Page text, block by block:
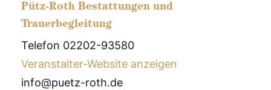
Pütz-Roth Bestattungen und
Trauerbegleitung
Telefon 02202-93580
Veranstalter-Website anzeigen
info@puetz-roth.de